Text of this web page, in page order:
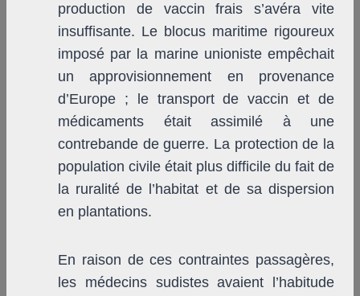
production de vaccin frais s’avéra vite
insuffisante. Le blocus maritime rigoureux
imposé par la marine unioniste empêchait
un approvisionnement en provenance
d’Europe ; le transport de vaccin et de
médicaments était assimilé à une
contrebande de guerre. La protection de la
population civile était plus difficile du fait de
la ruralité de l’habitat et de sa dispersion
en plantations.
En raison de ces contraintes passagères,
les médecins sudistes avaient l’habitude